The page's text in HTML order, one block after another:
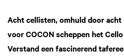
Acht cellisten, omhuld door acht
voor COCON scheppen het
Verstand een fascinerend